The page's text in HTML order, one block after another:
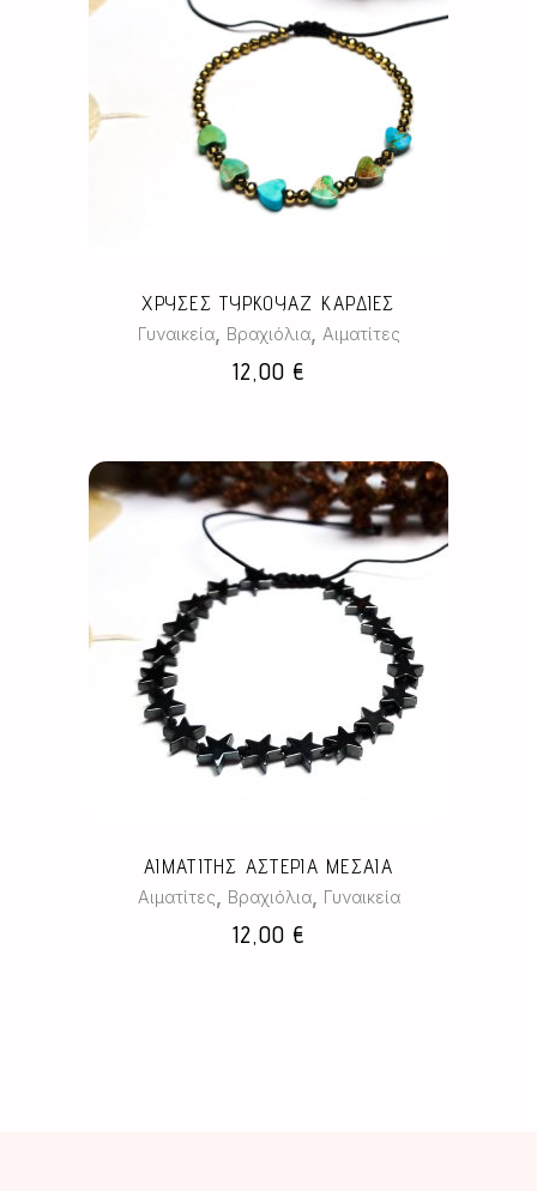
ΧΡΥΣΕΣ ΤΥΡΚΟΥΑΖ ΚΑΡΔΙΕΣ
Γυναικεία, Βραχιόλια, Αιματίτες
12,00 €
πολλαπλές
παραλλαγές.
να
επιλεγούν
στη
ΑΙΜΑΤΙΤΗΣ ΑΣΤΕΡΙΑ ΜΕΣΑΙΑ
Αιματίτες, Βραχιόλια, Γυναικεία
12,00 €